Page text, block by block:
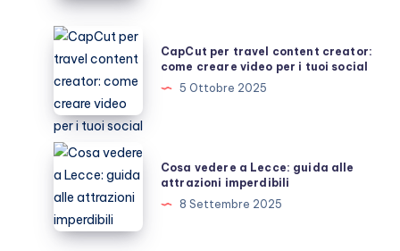
Tirolo
2025
CapCut
per
travel
content
creator:
come
creare
video
per
CapCut per travel content creator:
come creare video per i tuoi social
5 Ottobre 2025
Cosa
vedere
a
Lecce:
guida
Cosa vedere a Lecce: guida alle
attrazioni imperdibili
8 Settembre 2025